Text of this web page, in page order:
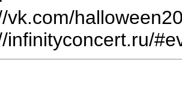
vk.com/
infinityconcert.ru/